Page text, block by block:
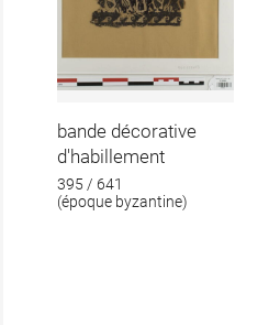
bande décorative
d'habillement
395 / 641
(époque byzantine)